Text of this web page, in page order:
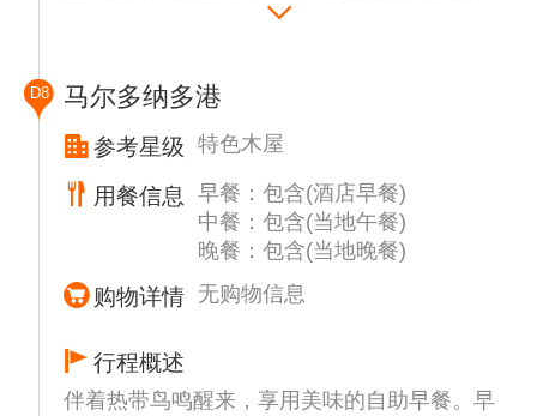
彩。我们将用美味的饮品为这趟迷人的旅程增
行，寻找野生动物，并使用聚光灯寻找凯门鳄
或其他在河岸上发现的动物。
活动结束后，我们将返回住宿地，享用采用新
鲜食材烹制的单点晚餐。
D8 马尔多纳多港
参考星级 特色木屋
用餐信息
早餐：包含(酒店早餐)
中餐：包含(当地午餐)
晚餐：包含(当地晚餐)
购物详情 无购物信息
行程概述
伴着热带鸟鸣醒来，享用美味的自助早餐。早